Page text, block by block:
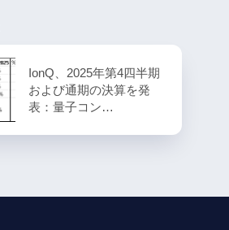
IonQ、2025年第4四半期
および通期の決算を発
表：量子コン…